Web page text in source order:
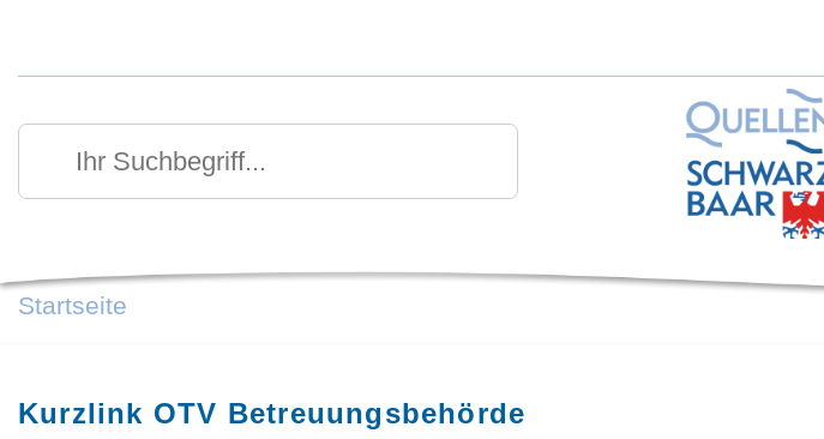
Ihr Suchbegriff
Suchen
Startseite
Kurzlink OTV Betreuungsbehörde